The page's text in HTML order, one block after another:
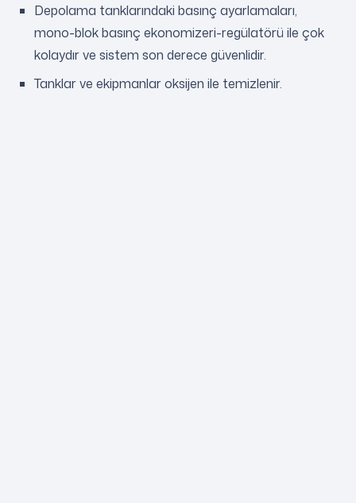
Depolama tanklarındaki basınç ayarlamaları,
mono-blok basınç ekonomizeri-regülatörü ile çok
kolaydır ve sistem son derece güvenlidir.
Tanklar ve ekipmanlar oksijen ile temizlenir.